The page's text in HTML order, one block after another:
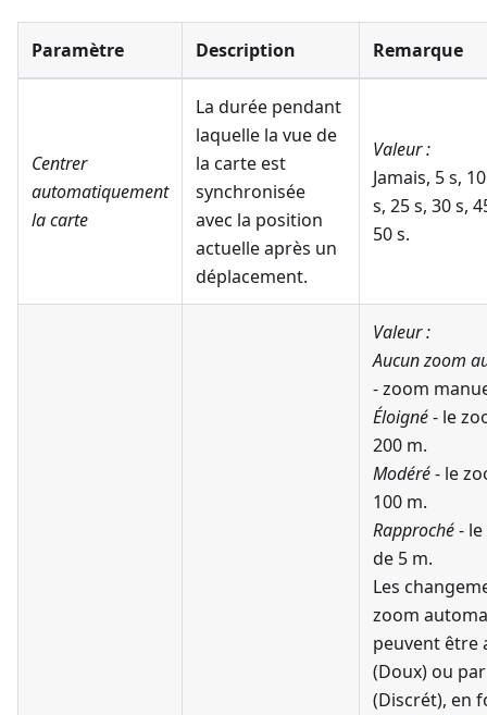
Paramètre Description Remarque
Centrer
automatiquement
la carte
La durée pendant
laquelle la vue de
la carte est
synchronisée
avec la position
actuelle après un
déplacement.
Valeur :
Jamais, 5 s,
s, 25 s, 30 s,
50 s.
Valeur :
Aucun zoom
- zoom
Éloigné- le
200 m.
Modéré- le
100 m.
Rapproché-
de 5 m.
Les
zoom
peuvent être
(Doux) ou
(Discrét), en